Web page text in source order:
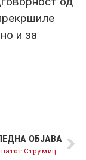
и за
ОБЈАВА
Обновата на патот Струмица-Ново Село вреден 1,8 милиони евра со локално и меѓународно значење